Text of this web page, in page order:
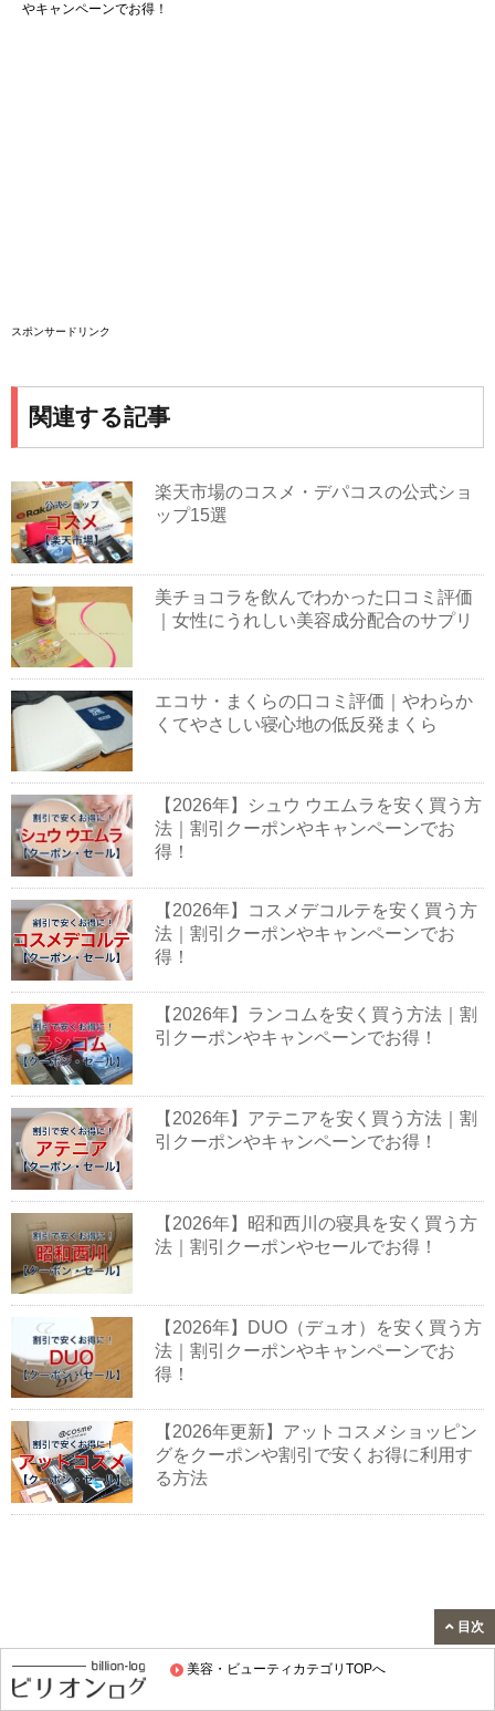
美容・ビューティカテゴリTOPへ
やキャンペーンでお得！
スポンサードリンク
関連する記事
楽天市場のコスメ・デパコスの公式ショ
ップ15選
美チョコラを飲んでわかった口コミ評価
｜女性にうれしい美容成分配合のサプリ
エコサ・まくらの口コミ評価｜やわらか
くてやさしい寝心地の低反発まくら
【2026年】シュウ ウエムラを安く買う方
法｜割引クーポンやキャンペーンでお
得！
【2026年】コスメデコルテを安く買う方
法｜割引クーポンやキャンペーンでお
得！
【2026年】ランコムを安く買う方法｜割
引クーポンやキャンペーンでお得！
【2026年】アテニアを安く買う方法｜割
引クーポンやキャンペーンでお得！
【2026年】昭和西川の寝具を安く買う方
法｜割引クーポンやセールでお得！
【2026年】DUO（デュオ）を安く買う方
法｜割引クーポンやキャンペーンでお
得！
【2026年更新】アットコスメショッピン
グをクーポンや割引で安くお得に利用す
る方法
目次